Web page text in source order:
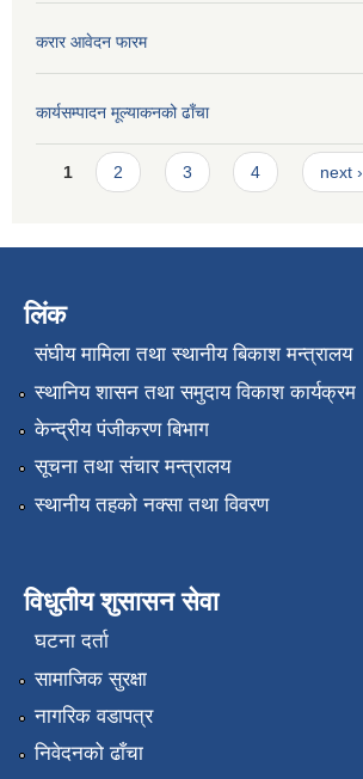
करार आवेदन फारम
कार्यसम्पादन मूल्या‌कनको ढाँचा
Pages
1 2 3 4 next ›
लिंक
संघीय मामिला तथा स्थानीय बिकाश मन्त्रालय
स्थानिय शासन तथा समुदाय विकाश कार्यक्रम
केन्द्रीय पंजीकरण बिभाग
सूचना तथा संचार मन्त्रालय
स्थानीय तहको नक्सा तथा विवरण
विधुतीय शुसासन सेवा
घटना दर्ता
सामाजिक सुरक्षा
नागरिक वडापत्र
निवेदनको ढाँचा